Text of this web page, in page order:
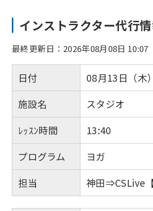
インストラクター代行
最終更新日：2026年08月08日 10:07
日付
08月13日（木）
施設名
スタジオ
ﾚｯｽﾝ時間
13:40
プログラム
ヨガ
担当
神田⇒CSLive【